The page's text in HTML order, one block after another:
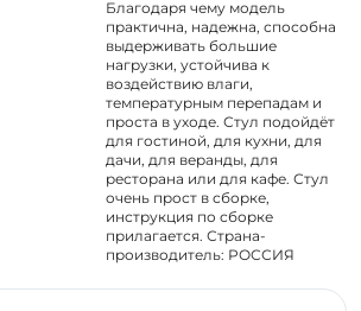
Благодаря чему модель
практична, надежна, способна
выдерживать большие
нагрузки, устойчива к
воздействию влаги,
температурным перепадам и
проста в уходе. Стул подойдёт
для гостиной, для кухни, для
дачи, для веранды, для
ресторана или для кафе. Стул
очень прост в сборке,
инструкция по сборке
прилагается. Страна-
производитель: РОССИЯ